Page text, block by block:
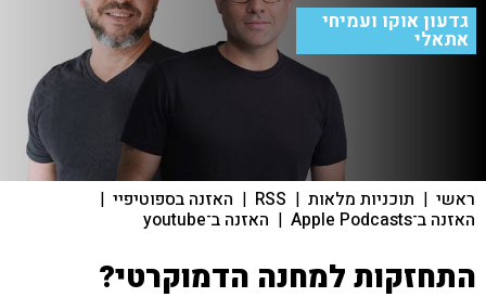
גדעון אוקו ועמיחי
אתאלי
ראשי | תוכניות מלאות |
RSS
| האזנה בספוטיפיי |
האזנה ב־Apple Podcasts | האזנה ב־youtube
התחזקות למחנה הדמוקרטי?